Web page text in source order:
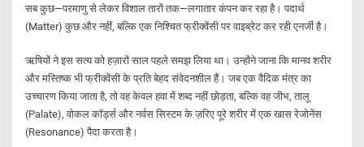
सब कुछ—परमाणु से लेकर विशाल तारों तक—लगातार कंपन कर रहा है। पदार्थ
(Matter) कुछ और नहीं, बल्कि एक निश्चित फ्रीक्वेंसी पर वाइब्रेट कर रही एनर्जी है।
ऋषियों ने इस सत्य को हज़ारों साल पहले समझ लिया था। उन्होंने जाना कि मानव शरीर
और मस्तिष्क भी फ्रीक्वेंसी के प्रति बेहद संवेदनशील हैं। जब एक वैदिक मंत्र का
उच्चारण किया जाता है, तो वह केवल हवा में शब्द नहीं छोड़ता, बल्कि वह जीभ, तालू
(Palate), वोकल कॉर्ड्स और नर्वस सिस्टम के ज़रिए पूरे शरीर में एक खास रेजोनेंस
(Resonance) पैदा करता है।